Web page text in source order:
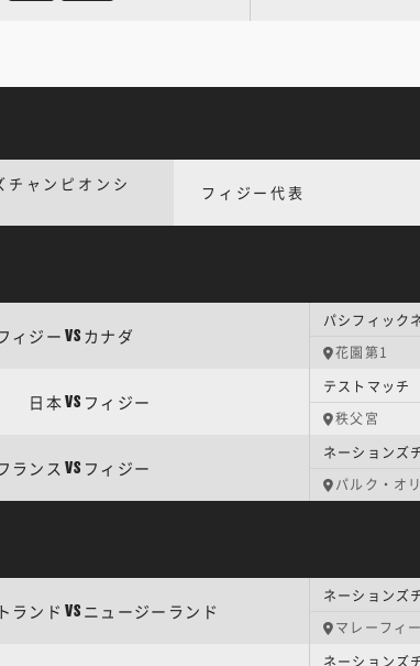
チャンピオンシ
フィジー代表
ィジー VS カナダ
パシフィッ
花園第1
日本VS フィジー
テストマッ
秩父宮
ランス VS フィジー
ネーション
パルク・オ
ランド VS ニュージーランド
ネーション
マレーフィ
ネーション